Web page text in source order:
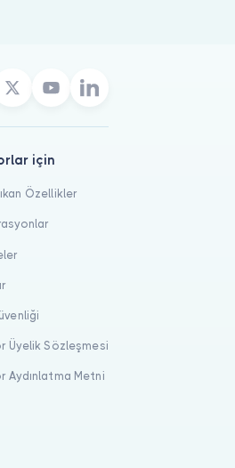
için
Özellikler
Üyelik Sözleşmesi
Aydınlatma Metni